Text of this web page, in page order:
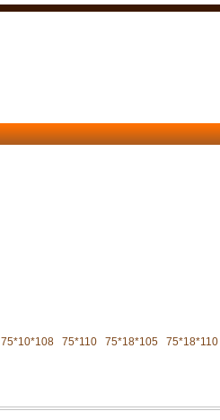
75*10*108 75*110 75*18*105 75*18*110